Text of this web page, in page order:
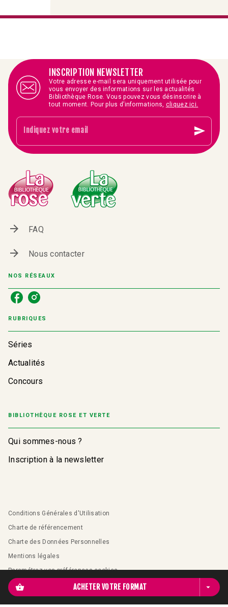
shopping_basket ACHETER VOTRE FORMAT arrow_drop_down
INSCRIPTION NEWSLETTER
Votre adresse e-mail sera uniquement utilisée pour
vous envoyer des informations sur les actualités
Bibliothèque Rose. Vous pouvez vous désinscrire à
tout moment. Pour plus d’informations, cliquez ici.
Indiquez votre email send
arrow_forward FAQ
arrow_forward Nous contacter
NOS RÉSEAUX
RUBRIQUES
Séries
Actualités
Concours
BIBLIOTHÈQUE ROSE ET VERTE
Qui sommes-nous ?
Inscription à la newsletter
Conditions Générales d'Utilisation
Charte de référencement
Charte des Données Personnelles
Mentions légales
Paramétrez vos préférences cookies